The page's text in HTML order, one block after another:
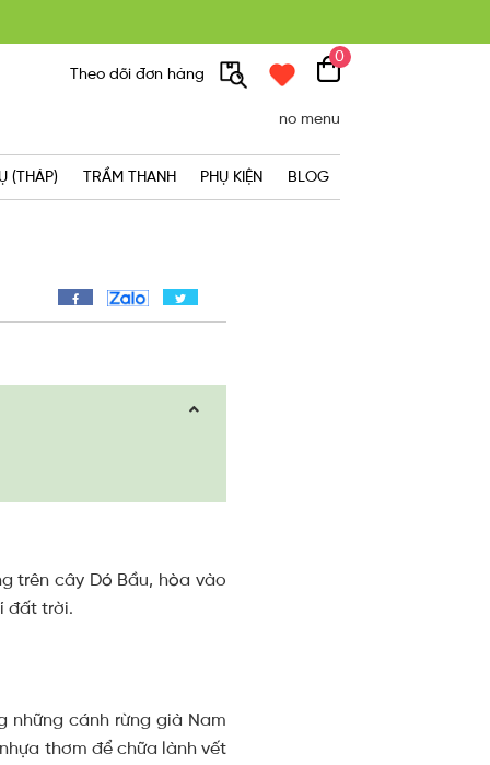
Theo dõi đơn hàng
0
no menu
(THÁP) TRẦM THANH PHỤ KIỆN BLOG
trên cây Dó Bầu, hòa vào
đất trời.
những cánh rừng già Nam
thơm để chữa lành vết